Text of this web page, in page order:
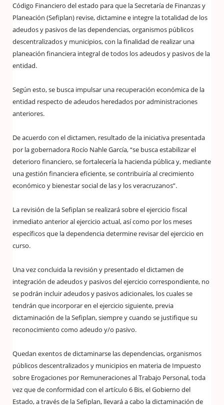
Código Financiero del estado para que la Secretaría de Finanzas y
Planeación (Sefiplan) revise, dictamine e integre la totalidad de los
adeudos y pasivos de las dependencias, organismos públicos
descentralizados y municipios, con la finalidad de realizar una
planeación financiera integral de todos los adeudos y pasivos de la
entidad.
Según esto, se busca impulsar una recuperación económica de la
entidad respecto de adeudos heredados por administraciones
anteriores.
De acuerdo con el dictamen, resultado de la iniciativa presentada
por la gobernadora Rocío Nahle García, “se busca estabilizar el
deterioro financiero, se fortalecería la hacienda pública y, mediante
una gestión financiera eficiente, se contribuiría al crecimiento
económico y bienestar social de las y los veracruzanos”.
La revisión de la Sefiplan se realizará sobre el ejercicio fiscal
inmediato anterior al ejercicio actual, así como por los meses
específicos que la dependencia determine revisar del ejercicio en
curso.
Una vez concluida la revisión y presentado el dictamen de
integración de adeudos y pasivos del ejercicio correspondiente, no
se podrán incluir adeudos y pasivos adicionales, los cuales se
tendrán que incorporar en el ejercicio siguiente, previa
dictaminación de la Sefiplan, siempre y cuando se justifique su
reconocimiento como adeudo y/o pasivo.
Quedan exentos de dictaminarse las dependencias, organismos
públicos descentralizados y municipios en materia de Impuesto
sobre Erogaciones por Remuneraciones al Trabajo Personal, toda
vez que de conformidad con el artículo 6 Bis, el Gobierno del
Estado, a través de la Sefiplan, llevará a cabo la dictaminación de